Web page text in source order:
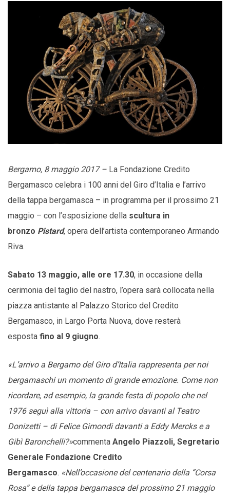
Bergamo, 8 maggio 2017 – La Fondazione Credito
Bergamasco celebra i 100 anni del Giro d’Italia e l’arrivo
della tappa bergamasca – in programma per il prossimo 21
maggio – con l’esposizione della scultura in
bronzo Pistard, opera dell’artista contemporaneo Armando
Riva.
Sabato 13 maggio, alle ore 17.30, in occasione della
cerimonia del taglio del nastro, l’opera sarà collocata nella
piazza antistante al Palazzo Storico del Credito
Bergamasco, in Largo Porta Nuova, dove resterà
esposta fino al 9 giugno.
«L’arrivo a Bergamo del Giro d’Italia rappresenta per noi
bergamaschi un momento di grande emozione. Come non
ricordare, ad esempio, la grande festa di popolo che nel
1976 seguì alla vittoria – con arrivo davanti al Teatro
Donizetti – di Felice Gimondi davanti a Eddy Mercks e a
Gibì Baronchelli?»commenta Angelo Piazzoli, Segretario
Generale Fondazione Credito
Bergamasco. «Nell’occasione del centenario della “Corsa
Rosa” e della tappa bergamasca del prossimo 21 maggio